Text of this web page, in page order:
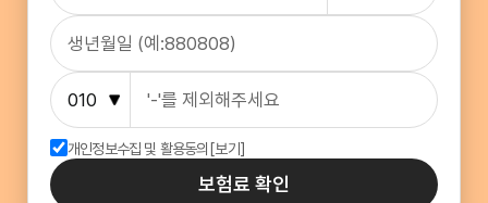
개인정보수집 및 활용동의 [보기]
보험료 확인